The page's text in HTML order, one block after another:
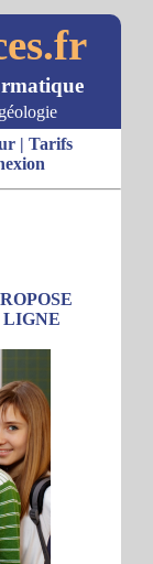
| Tarifs
LIGNE